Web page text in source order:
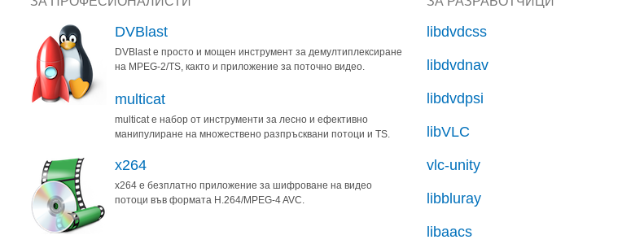
DVBlast
DVBlast е просто и мощен инструмент за демултиплексиране
на MPEG-2/TS, както и приложение за поточно видео.
multicat
multicat е набор от инструменти за лесно и ефективно
манипулиране на множествено разпръсквани потоци и TS.
x264
x264 е безплатно приложение за шифроване на видео
потоци във формата H.264/MPEG-4 AVC.
libdvdcss
libdvdnav
libdvdpsi
libVLC
vlc-unity
libbluray
libaacs